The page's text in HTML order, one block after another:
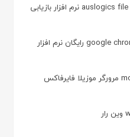
دانلود auslogics file recovery Pro 12.1.1 نرم افزار بازیابی
دانلود google chrome 145.0.7632.117 رایگان نرم افزار